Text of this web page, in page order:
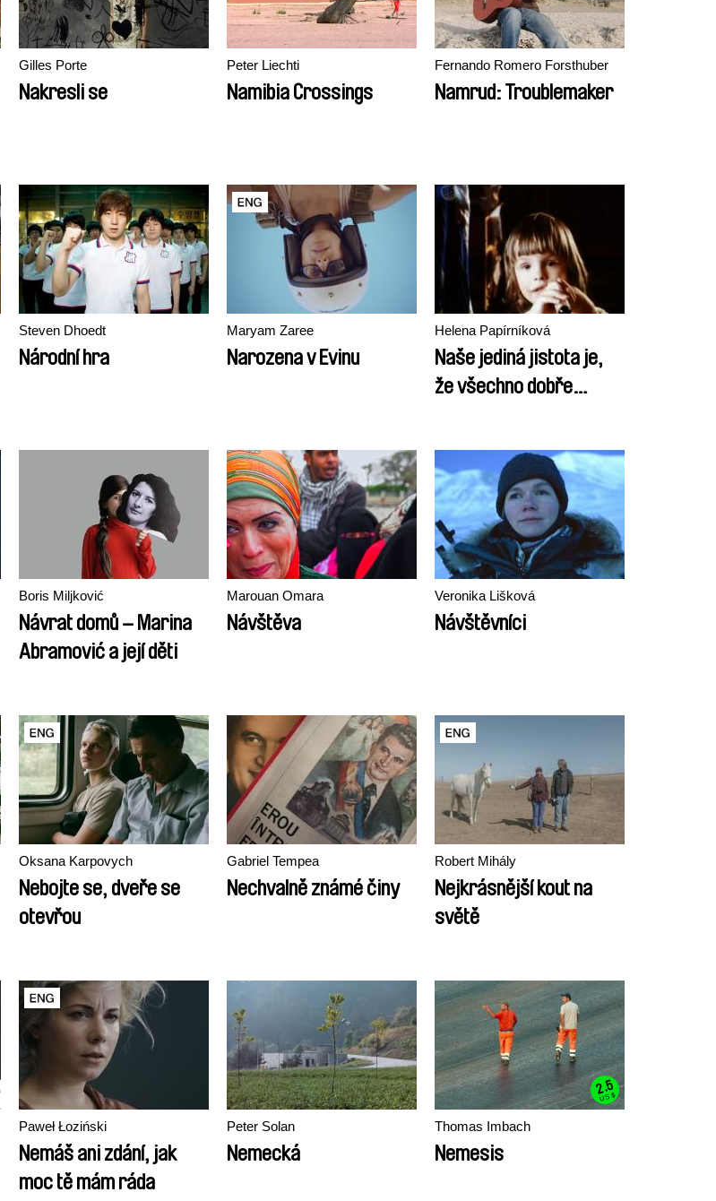
Gilles Porte
Nakresli se
Peter Liechti
Namibia Crossings
Fernando Romero Forsthuber
Namrud: Troublemaker
Steven Dhoedt
Národní hra
Maryam Zaree
Narozena v Evinu
Helena Papírníková
Naše jediná jistota je,
že všechno dobře
Boris Miljković
Návrat domů – Marina
Abramović a její děti
Marouan Omara
Návštěva
Veronika Lišková
Návštěvníci
Oksana Karpovych
Nebojte se, dveře se
otevřou
Gabriel Tempea
Nechvalně známé činy
Robert Mihály
Nejkrásnější kout na
světě
Paweł Łoziński
Nemáš ani zdání, jak
moc tě mám ráda
Peter Solan
Nemecká
2.5
US $
Thomas Imbach
Nemesis